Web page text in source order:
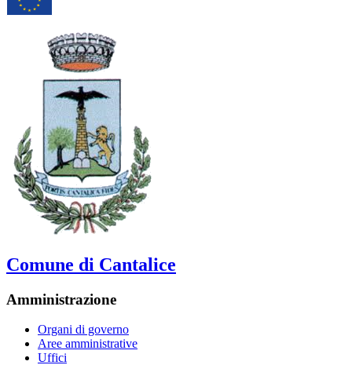
Comune di Cantalice
Amministrazione
Organi di governo
Aree amministrative
Uffici